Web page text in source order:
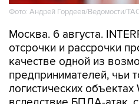
Фото: Андрей Гордеев/Ведомости/
Москва. 6 августа.
отсрочки и рассрочки
качестве одной из
предпринимателей, чьи
логистических